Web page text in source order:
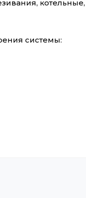
системы: